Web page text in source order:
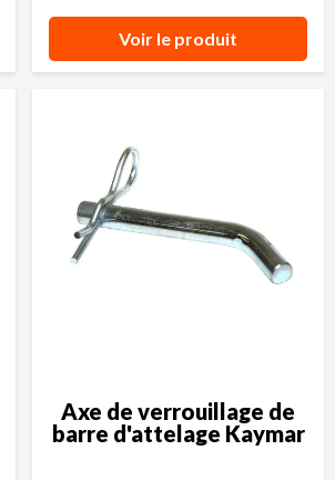
Voir le produit
Axe de verrouillage de
barre d'attelage Kaymar